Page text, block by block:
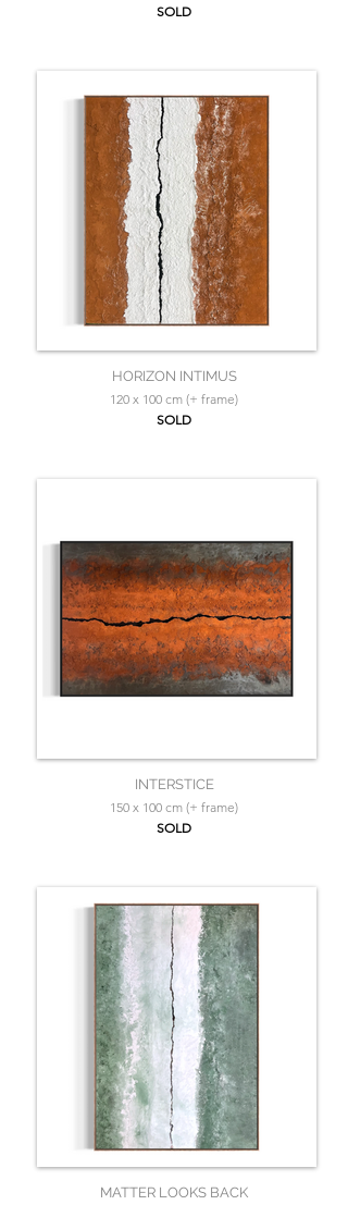
SOLD
HORIZON INTIMUS
120 x 100 cm (+ frame)
SOLD
INTERSTICE
150 x 100 cm (+ frame)
SOLD
MATTER LOOKS BACK